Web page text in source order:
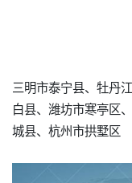
三明市泰宁县、牡丹
白县、潍坊市寒亭区
城县、杭州市拱墅区